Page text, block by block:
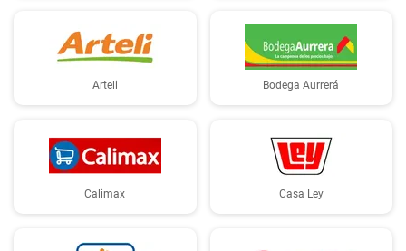
Arteli Bodega Aurrerá
Calimax Casa Ley